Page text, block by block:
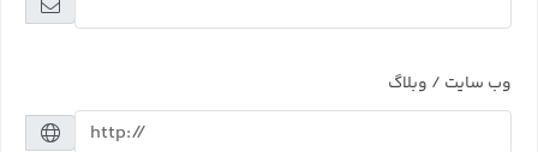
وب سایت / وبلاگ